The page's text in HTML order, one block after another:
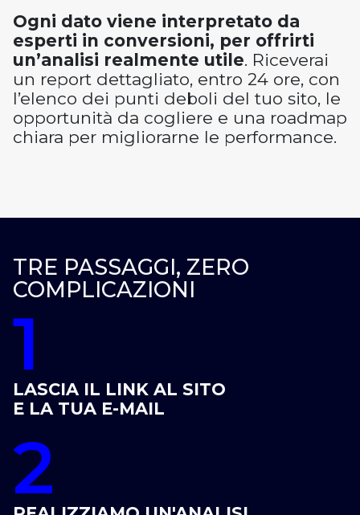
Ogni dato viene interpretato da
esperti in conversioni, per offrirti
un’analisi realmente utile. Riceverai
un report dettagliato, entro 24 ore, con
l’elenco dei punti deboli del tuo sito, le
opportunità da cogliere e una roadmap
chiara per migliorarne le performance.
TRE PASSAGGI, ZERO
COMPLICAZIONI
1
LASCIA IL LINK AL SITO
E LA TUA E-MAIL
2